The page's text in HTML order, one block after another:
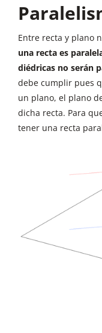
Entre recta y plano
una recta es
diédricas no serán
debe cumplir pues
un plano, el plano
dicha recta. Para
tener una recta